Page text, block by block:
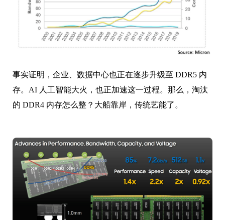
事实证明，企业、数据中心也正在逐步升级至 DDR5 内
存。AI 人工智能大火，也正加速这一过程。那么，淘汰
的 DDR4 内存怎么整？大船靠岸，传统艺能了。